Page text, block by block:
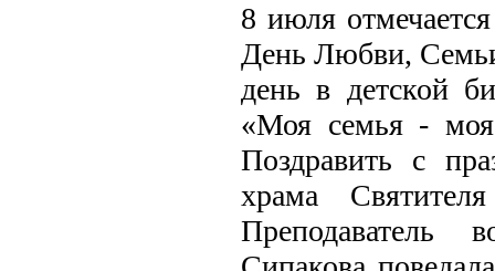
8 июля
День Любви,
день в детской
«Моя семья - моя
Поздравить с
храма
Преподаватель